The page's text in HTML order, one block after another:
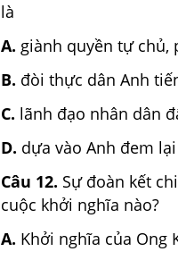
là
A. giành quyền tự chủ,
B. đòi thực dân Anh
C. lãnh đạo nhân dân
D. dựa vào Anh đem
Câu 12. Sự đoàn kết
cuộc khởi nghĩa nào?
A. Khởi nghĩa của Ong